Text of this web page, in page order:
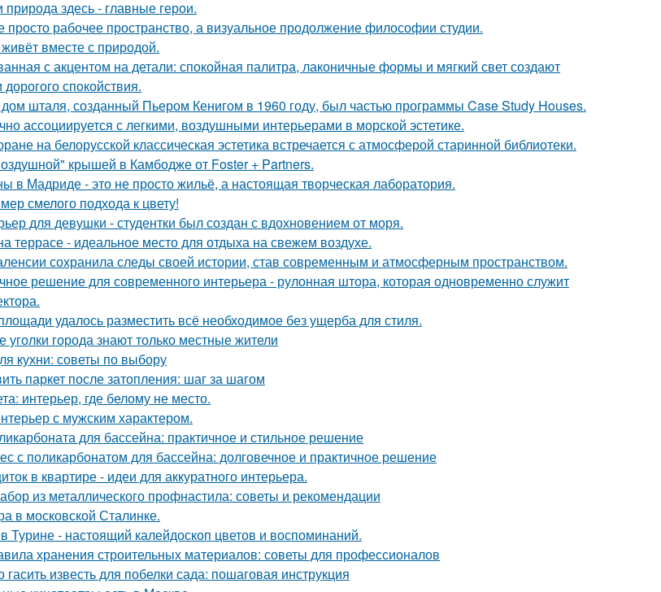
природа здесь - главные герои.
просто рабочее пространство, а визуальное продолжение философии студии.
вместе с природой.
с акцентом на детали: спокойная палитра, лаконичные формы и мягкий свет создают
спокойствия.
шталя, созданный Пьером Кенигом в 1960 году, был частью программы Case Study Houses.
ассоциируется с легкими, воздушными интерьерами в морской эстетике.
на белорусской классическая эстетика встречается с атмосферой старинной библиотеки.
крышей в Камбодже от Foster + Partners.
в Мадриде - это не просто жильё, а настоящая творческая лаборатория.
смелого подхода к цвету!
для девушки - студентки был создан с вдохновением от моря.
террасе - идеальное место для отдыха на свежем воздухе.
сохранила следы своей истории, став современным и атмосферным пространством.
решение для современного интерьера - рулонная штора, которая одновременно служит
удалось разместить всё необходимое без ущерба для стиля.
уголки города знают только местные жители
кухни: советы по выбору
паркет после затопления: шаг за шагом
интерьер, где белому не место.
с мужским характером.
для бассейна: практичное и стильное решение
с поликарбонатом для бассейна: долговечное и практичное решение
в квартире - идеи для аккуратного интерьера.
из металлического профнастила: советы и рекомендации
в московской Сталинке.
Турине - настоящий калейдоскоп цветов и воспоминаний.
хранения строительных материалов: советы для профессионалов
гасить известь для побелки сада: пошаговая инструкция